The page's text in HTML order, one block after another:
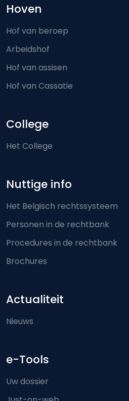
Hoven
Hof van beroep
Arbeidshof
Hof van assisen
Hof van Cassatie
College
Het College
Nuttige info
Het Belgisch rechtssysteem
Personen in de rechtbank
Procedures in de rechtbank
Brochures
Actualiteit
Nieuws
e-Tools
Uw dossier